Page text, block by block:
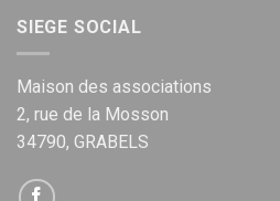
SIEGE SOCIAL
Maison des associations
2, rue de la Mosson
34790, GRABELS